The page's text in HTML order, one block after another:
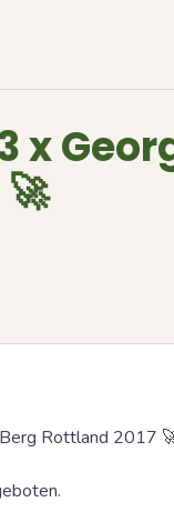
x
Rottland 2017